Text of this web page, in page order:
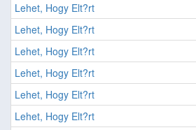
Lehet, Hogy Elt?rt
Lehet, Hogy Elt?rt
Lehet, Hogy Elt?rt
Lehet, Hogy Elt?rt
Lehet, Hogy Elt?rt
Lehet, Hogy Elt?rt